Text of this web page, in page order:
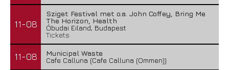
11-08
Sziget Festival met o.a. John Coffey, Bring Me
The Horizon, Health
Óbudai Eiland, Budapest
Tickets
11-08
Municipal Waste
Cafe Calluna (Cafe Calluna (Ommen))